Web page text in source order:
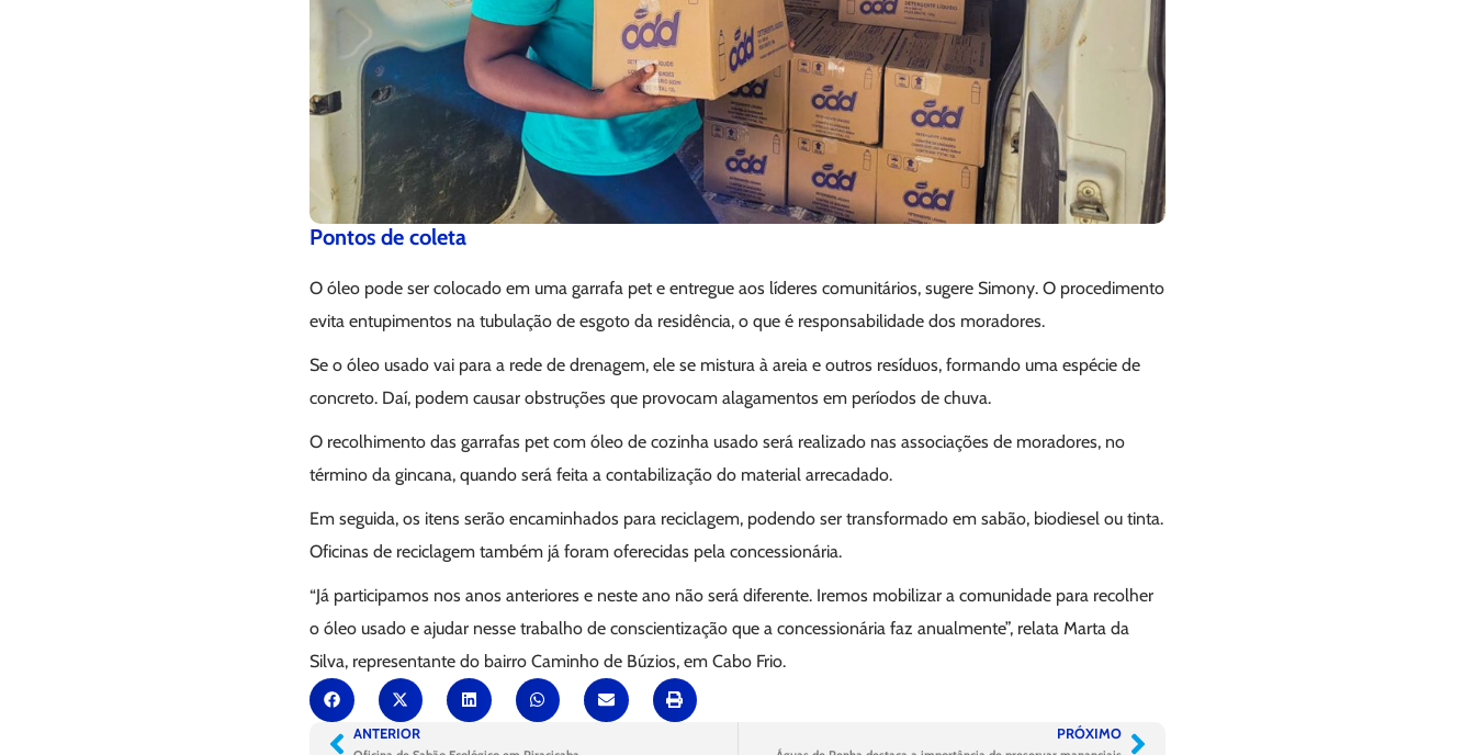
Pontos de coleta
O óleo pode ser colocado em uma garrafa pet e entregue aos líderes comunitários, sugere Simony. O procedimento
evita entupimentos na tubulação de esgoto da residência, o que é responsabilidade dos moradores.
Se o óleo usado vai para a rede de drenagem, ele se mistura à areia e outros resíduos, formando uma espécie de
concreto. Daí, podem causar obstruções que provocam alagamentos em períodos de chuva.
O recolhimento das garrafas pet com óleo de cozinha usado será realizado nas associações de moradores, no
término da gincana, quando será feita a contabilização do material arrecadado.
Em seguida, os itens serão encaminhados para reciclagem, podendo ser transformado em sabão, biodiesel ou tinta.
Oficinas de reciclagem também já foram oferecidas pela concessionária.
“Já participamos nos anos anteriores e neste ano não será diferente. Iremos mobilizar a comunidade para recolher
o óleo usado e ajudar nesse trabalho de conscientização que a concessionária faz anualmente”, relata Marta da
Silva, representante do bairro Caminho de Búzios, em Cabo Frio.
ANTERIOR PRÓXIMO